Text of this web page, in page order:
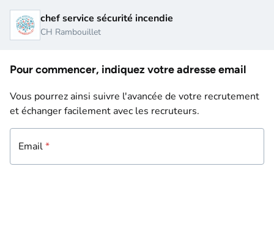
chef service sécurité incendie
CH Rambouillet
Pour commencer, indiquez votre adresse email
Vous pourrez ainsi suivre l'avancée de votre recrutement
et échanger facilement avec les recruteurs.
Email*